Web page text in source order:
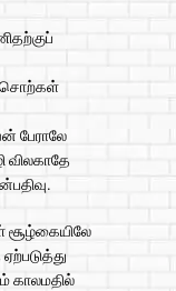
பேராலே
விலகாதே
சூழ்கையிலே
காலமதில்